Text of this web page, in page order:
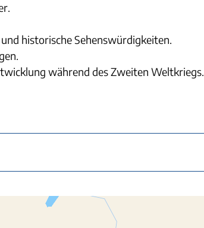
historische Sehenswürdigkeiten.
während des Zweiten Weltkriegs.